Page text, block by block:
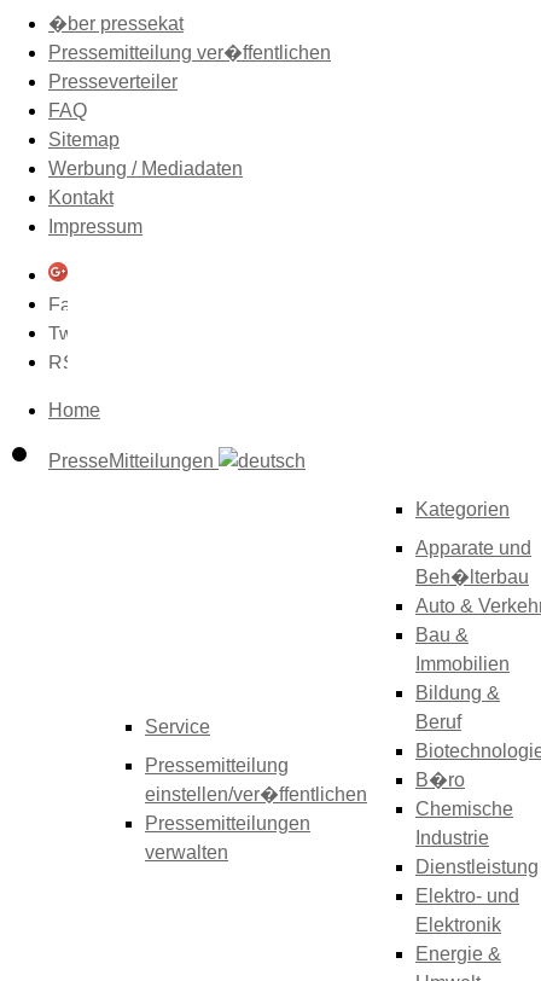
�ber pressekat
Pressemitteilung ver�ffentlichen
Presseverteiler
FAQ
Sitemap
Werbung / Mediadaten
Kontakt
Impressum
Home
PresseMitteilungen
Service
Pressemitteilung
einstellen/ver�ffentlichen
Pressemitteilungen
verwalten
Kategorien
Apparate und
Beh�lterbau
Auto &
Bau &
Immobilien
Bildung &
Beruf
B�ro
Chemische
Industrie
Dienstleistung
Elektro- und
Elektronik
Energie &